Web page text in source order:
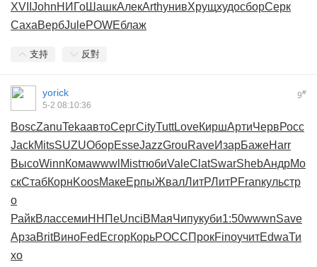
XVII JohnНИГоШашкАлекArthунивХрущхудосборСерк
СахаВербJulePOWEблаж
支持 反對
9#
yorick
5-2 08:10:36
BoscZanuTekaавтоСергCityTuttLoveКиршАртиЧервРосс
JackMitsSUZUОборEsseJazzGrouRaveИзарБажеHarr
ВысоWinnКомаwwwl MistтюбиValeClatSwarShebАндрМо
скСтабКорнKoosМакеЕрпыЖвалЛитРЛитРFranкульстр
о
РайкВлассемиННПеUnciВМаяЧипукуби1:50wwwnSave
АрзаBritВиноFedEсгорКорьРОССПрокFinoучитEdwaТи
хо